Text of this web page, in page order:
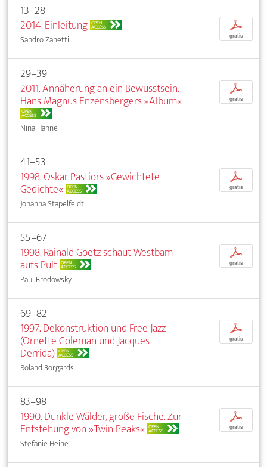
13–28
2014. Einleitung OPEN
ACCESS
Sandro Zanetti
p
gratis
29–39
2011. Annäherung an ein Bewusstsein.
Hans Magnus Enzensbergers »Album«
OPEN
ACCESS
Nina Hahne
p
gratis
41–53
1998. Oskar Pastiors »Gewichtete
Gedichte« OPEN
ACCESS
Johanna Stapelfeldt
p
gratis
55–67
1998. Rainald Goetz schaut Westbam
aufs Pult OPEN
ACCESS
Paul Brodowsky
p
gratis
69–82
1997. Dekonstruktion und Free Jazz
(Ornette Coleman und Jacques
Derrida) OPEN
ACCESS
Roland Borgards
p
gratis
83–98
1990. Dunkle Wälder, große Fische. Zur
Entstehung von »Twin Peaks« OPEN
ACCESS
Stefanie Heine
p
gratis